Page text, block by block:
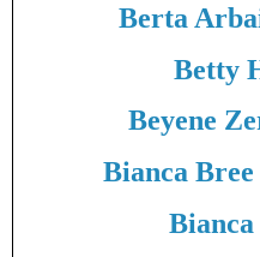
Berta
Betty
Beyene
Bianca